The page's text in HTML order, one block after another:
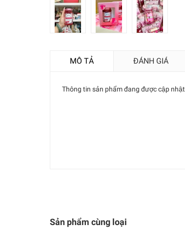
MÔ TẢ ĐÁNH GIÁ
Thông tin sản phẩm đang được cập nhật
Sản phẩm cùng loại